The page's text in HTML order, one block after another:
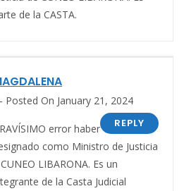
de la CASTA.
Posted On January 21, 2024
REPLY
error haber
como Ministro de Justicia
LIBARONA. Es un
de la Casta Judicial